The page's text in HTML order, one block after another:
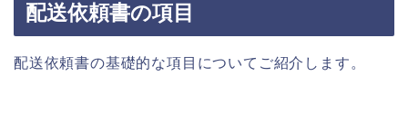
配送依頼書の項目
配送依頼書の基礎的な項目についてご紹介します。